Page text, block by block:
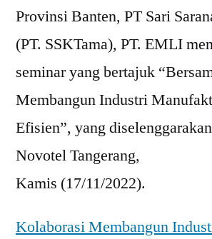
Provinsi Banten, PT Sari
(PT. SSKTama), PT. EMLI
seminar yang bertajuk
Membangun Industri
Efisien”, yang
Novotel Tangerang,
Kamis (17/11/2022).
Kolaborasi Membangun